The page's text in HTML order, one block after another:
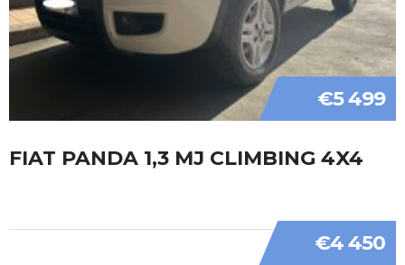
€5 499
FIAT PANDA 1,3 MJ CLIMBING 4X4
€4 450